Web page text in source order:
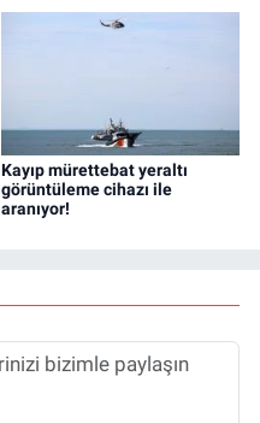
Kayıp mürettebat yeraltı
görüntüleme cihazı ile
aranıyor!